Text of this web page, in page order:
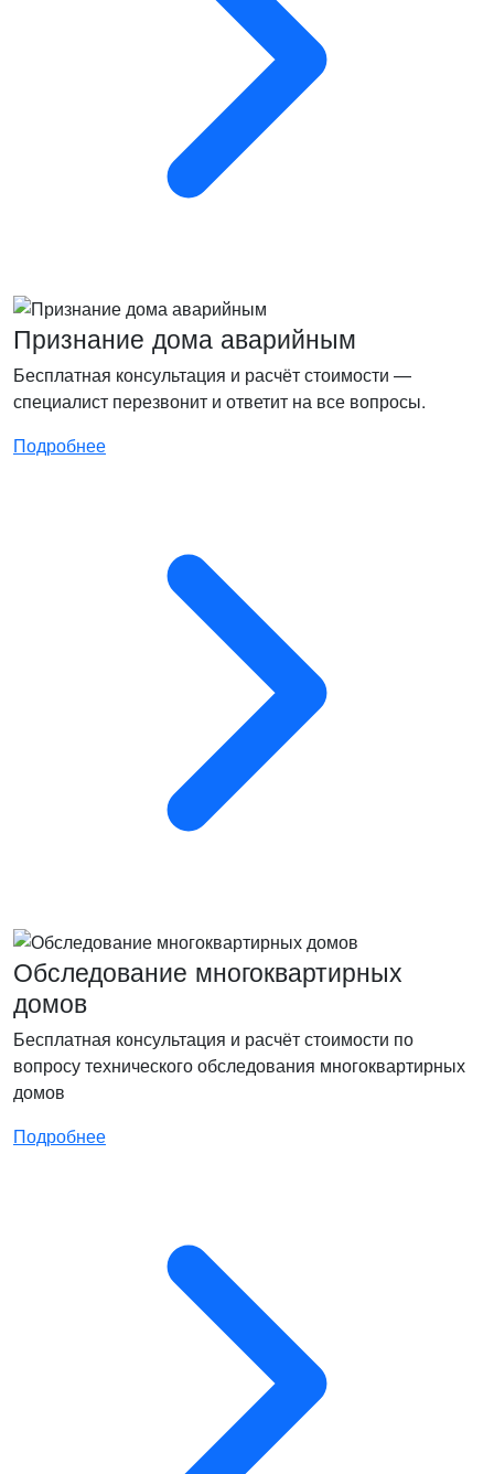
Признание дома аварийным
Бесплатная консультация и расчёт стоимости —
специалист перезвонит и ответит на все вопросы.
Подробнее
Обследование многоквартирных
домов
Бесплатная консультация и расчёт стоимости по
вопросу технического обследования многоквартирных
домов
Подробнее